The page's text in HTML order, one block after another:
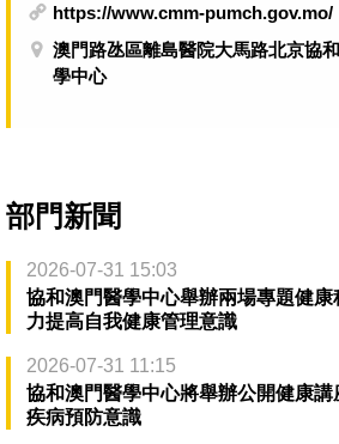
https://www.cmm-pumch.gov.mo/
澳門路氹區離島醫院大馬路北京協
學中心
部門新聞
2026-07-31 15:03
協和澳門醫學中心舉辦兩場專題健康
力提高自我健康管理意識
2026-07-31 11:15
協和澳門醫學中心將舉辦公開健康講
疾病預防意識